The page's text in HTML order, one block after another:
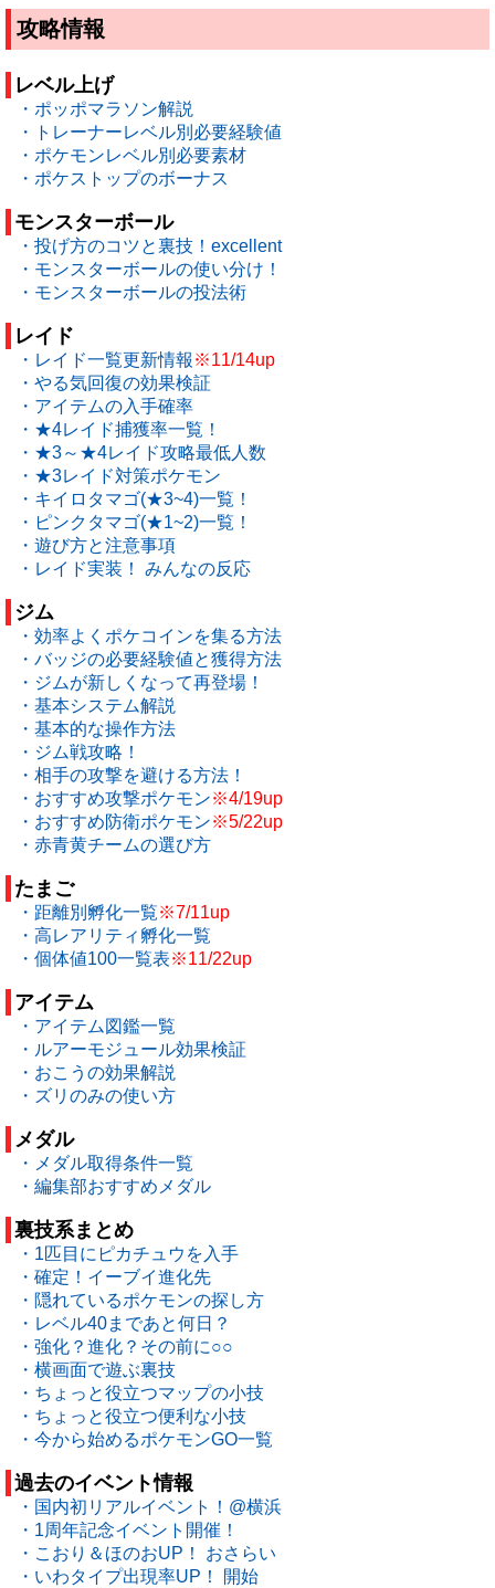
攻略情報
レベル上げ
・ポッポマラソン解説
・トレーナーレベル別必要経験値
・ポケモンレベル別必要素材
・ポケストップのボーナス
モンスターボール
・投げ方のコツと裏技！excellent
・モンスターボールの使い分け！
・モンスターボールの投法術
レイド
・レイド一覧更新情報 ※11/14up
・やる気回復の効果検証
・アイテムの入手確率
・★4レイド捕獲率一覧！
・★3～★4レイド攻略最低人数
・★3レイド対策ポケモン
・キイロタマゴ(★3~4)一覧！
・ピンクタマゴ(★1~2)一覧！
・遊び方と注意事項
・レイド実装！ みんなの反応
ジム
・効率よくポケコインを集る方法
・バッジの必要経験値と獲得方法
・ジムが新しくなって再登場！
・基本システム解説
・基本的な操作方法
・ジム戦攻略！
・相手の攻撃を避ける方法！
・おすすめ攻撃ポケモン※4/19up
・おすすめ防衛ポケモン※5/22up
・赤青黄チームの選び方
たまご
・距離別孵化一覧※7/11up
・高レアリティ孵化一覧
・個体値100一覧表※11/22up
アイテム
・アイテム図鑑一覧
・ルアーモジュール効果検証
・おこうの効果解説
・ズリのみの使い方
メダル
・メダル取得条件一覧
・編集部おすすめメダル
裏技系まとめ
・1匹目にピカチュウを入手
・確定！イーブイ進化先
・隠れているポケモンの探し方
・レベル40まであと何日？
・強化？進化？その前に○○
・横画面で遊ぶ裏技
・ちょっと役立つマップの小技
・ちょっと役立つ便利な小技
・今から始めるポケモンGO一覧
過去のイベント情報
・国内初リアルイベント！@横浜
・1周年記念イベント開催！
・こおり＆ほのおUP！ おさらい
・いわタイプ出現率UP！ 開始